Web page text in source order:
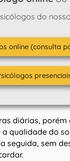
do
online (consulta
diárias,
qualidade do
seguida, sem